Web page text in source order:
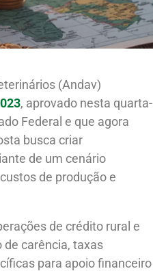
(Andav)
, aprovado nesta quarta-
Federal e que agora
busca criar
de um cenário
de produção e
de crédito rural e
de carência, taxas
para apoio financeiro